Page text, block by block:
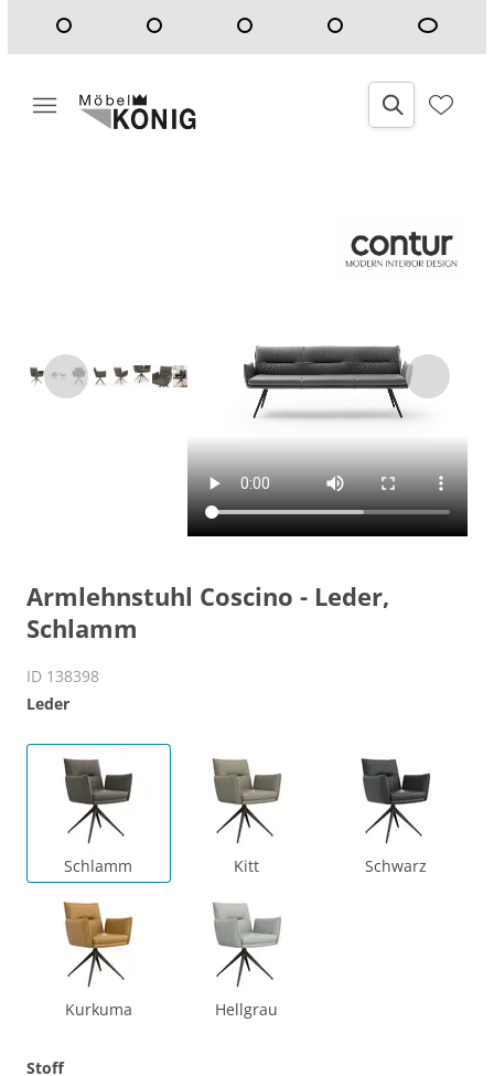
Armlehnstuhl Coscino - Leder,
Schlamm
ID 138398
Leder
Schlamm Kitt Schwarz
Kurkuma Hellgrau
Stoff